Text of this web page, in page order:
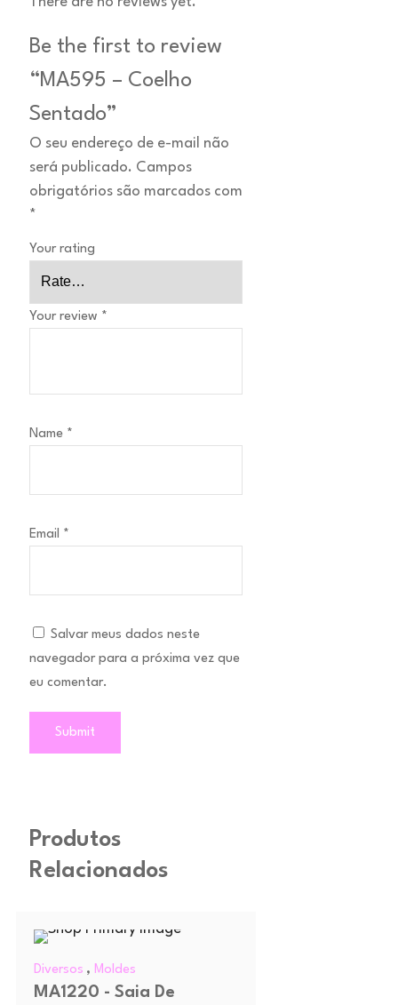
Be the first to review
“MA595 – Coelho
Sentado”
O seu endereço de e-mail não
será publicado. Campos
obrigatórios são marcados com
*
Your rating
Your review *
Name *
Email *
Salvar meus dados neste
navegador para a próxima vez que
eu comentar.
Produtos
Relacionados
Diversos , Moldes
MA1220 - Saia De